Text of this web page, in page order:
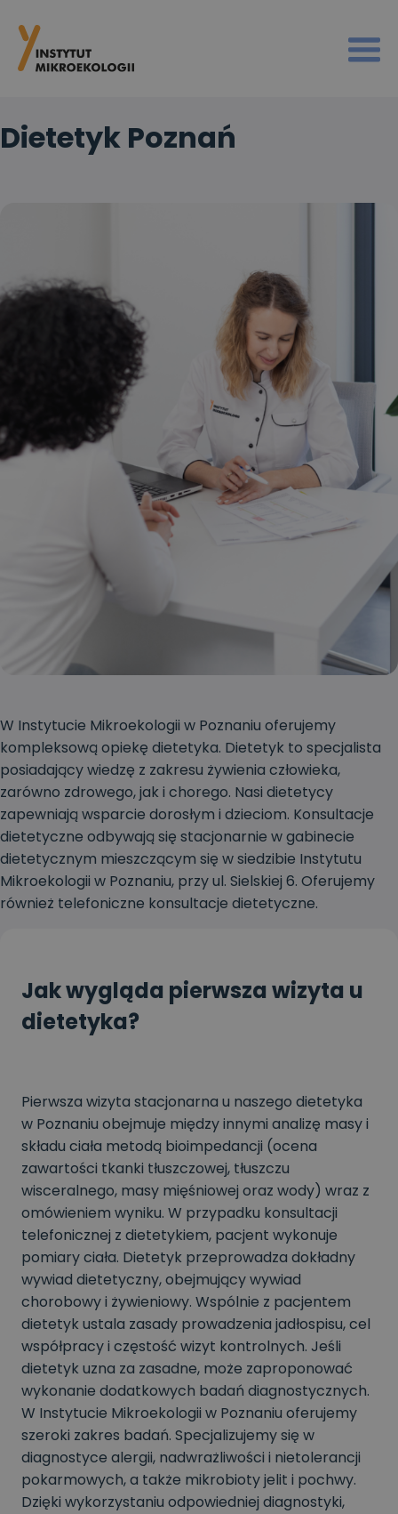
Dietetyk Poznań
W Instytucie Mikroekologii w Poznaniu oferujemy
kompleksową opiekę dietetyka. Dietetyk to specjalista
posiadający wiedzę z zakresu żywienia człowieka,
zarówno zdrowego, jak i chorego. Nasi dietetycy
zapewniają wsparcie dorosłym i dzieciom. Konsultacje
dietetyczne odbywają się stacjonarnie w gabinecie
dietetycznym mieszczącym się w siedzibie Instytutu
Mikroekologii w Poznaniu, przy ul. Sielskiej 6. Oferujemy
również telefoniczne konsultacje dietetyczne.
Jak wygląda pierwsza wizyta u
dietetyka?
Pierwsza wizyta stacjonarna u naszego dietetyka
w Poznaniu obejmuje między innymi analizę masy i
składu ciała metodą bioimpedancji (ocena
zawartości tkanki tłuszczowej, tłuszczu
wisceralnego, masy mięśniowej oraz wody) wraz z
omówieniem wyniku. W przypadku konsultacji
telefonicznej z dietetykiem, pacjent wykonuje
pomiary ciała. Dietetyk przeprowadza dokładny
wywiad dietetyczny, obejmujący wywiad
chorobowy i żywieniowy. Wspólnie z pacjentem
dietetyk ustala zasady prowadzenia jadłospisu, cel
współpracy i częstość wizyt kontrolnych. Jeśli
dietetyk uzna za zasadne, może zaproponować
wykonanie dodatkowych badań diagnostycznych.
W Instytucie Mikroekologii w Poznaniu oferujemy
szeroki zakres badań. Specjalizujemy się w
diagnostyce alergii, nadwrażliwości i nietolerancji
pokarmowych, a także mikrobioty jelit i pochwy.
Dzięki wykorzystaniu odpowiedniej diagnostyki,